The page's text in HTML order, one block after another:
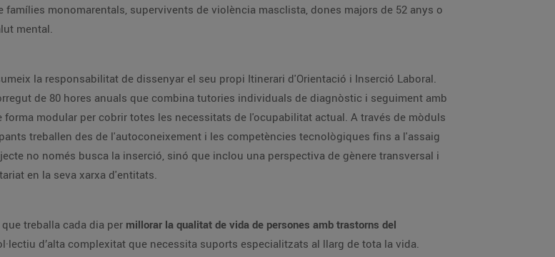
famílies monomarentals, supervivents de violència masclista, dones majors de 52 anys o
mental.
la responsabilitat de dissenyar el seu propi Itinerari d'Orientació i Inserció Laboral.
de 80 hores anuals que combina tutories individuals de diagnòstic i seguiment amb
modular per cobrir totes les necessitats de l'ocupabilitat actual. A través de mòduls
treballen des de l'autoconeixement i les competències tecnològiques fins a l'assaig
no només busca la inserció, sinó que inclou una perspectiva de gènere transversal i
en la seva xarxa d'entitats.
que treballa cada dia per millorar la qualitat de vida de persones amb trastorns del
d’alta complexitat que necessita suports especialitzats al llarg de tota la vida.